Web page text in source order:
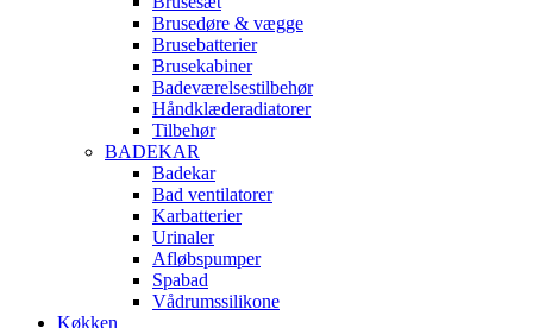
Brusedøre & vægge
Brusebatterier
Brusekabiner
Badeværelsestilbehør
Håndklæderadiatorer
Tilbehør
BADEKAR
Badekar
Bad ventilatorer
Karbatterier
Urinaler
Afløbspumper
Spabad
Vådrumssilikone
Køkken